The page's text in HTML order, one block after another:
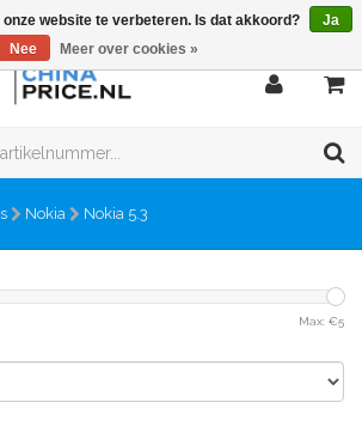
Nokia Nokia 5.3
Max: €5
website te verbeteren. Is dat akkoord?
Ja
Nee
Meer over cookies »